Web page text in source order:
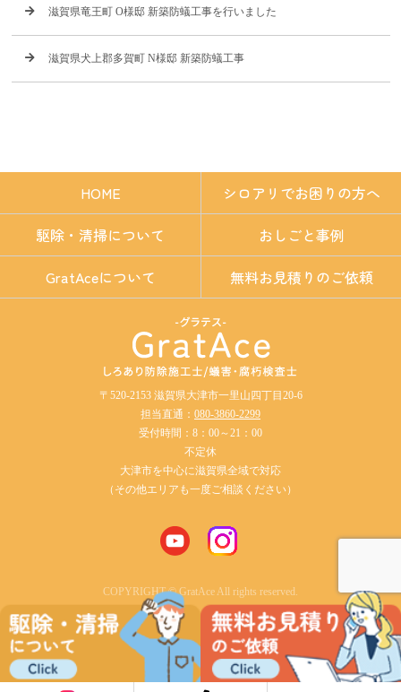
滋賀県竜王町 O様邸 新築防蟻工事を行いました
滋賀県犬上郡多賀町 N様邸 新築防蟻工事
HOME
シロアリでお困りの方へ
駆除・清掃について
おしごと事例
GratAceについて
無料お見積りのご依頼
〒520-2153 滋賀県大津市一里山四丁目20-6
担当直通： 080-3860-2299
受付時間：8：00～21：00
不定休
大津市を中心に滋賀県全域で対応
（その他エリアも一度ご相談ください）
COPYRIGHT © GratAce All rights reserved.